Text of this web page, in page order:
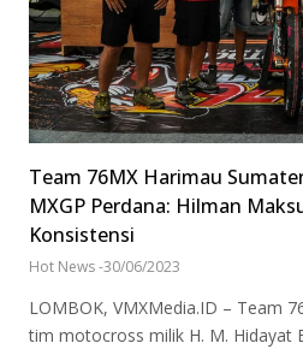
Team 76MX Harimau
MXGP Perdana: Hilman
Konsistensi
Hot News-30/06/2023
LOMBOK, VMXMedia.ID – Team
tim motocross milik H. M. Hidayat